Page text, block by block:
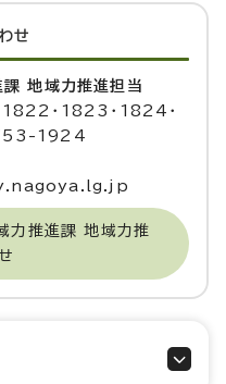
せ
地域力推進担当
・1823・1824・
1924
力推進課 地域力推